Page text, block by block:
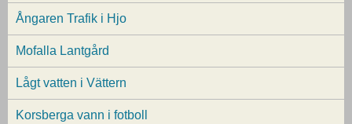
Ångaren Trafik i Hjo
Mofalla Lantgård
Lågt vatten i Vättern
Korsberga vann i fotboll